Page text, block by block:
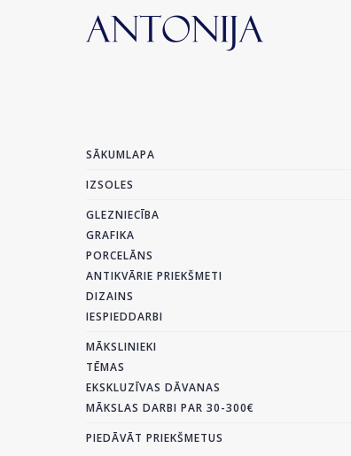
SĀKUMLAPA
IZSOLES
GLEZNIECĪBA
GRAFIKA
PORCELĀNS
ANTIKVĀRIE PRIEKŠMETI
DIZAINS
IESPIEDDARBI
MĀKSLINIEKI
TĒMAS
EKSKLUZĪVAS DĀVANAS
MĀKSLAS DARBI PAR 30-300€
PIEDĀVĀT PRIEKŠMETUS